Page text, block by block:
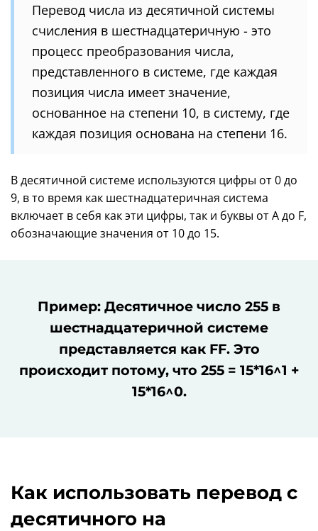
Перевод числа из десятичной системы
счисления в шестнадцатеричную - это
процесс преобразования числа,
представленного в системе, где каждая
позиция числа имеет значение,
основанное на степени 10, в систему, где
каждая позиция основана на степени 16.
В десятичной системе используются цифры от 0 до
9, в то время как шестнадцатеричная система
включает в себя как эти цифры, так и буквы от A до F,
обозначающие значения от 10 до 15.
Пример: Десятичное число 255 в
шестнадцатеричной системе
представляется как FF. Это
происходит потому, что 255 = 15*16^1 +
15*16^0.
Как использовать перевод с
десятичного на